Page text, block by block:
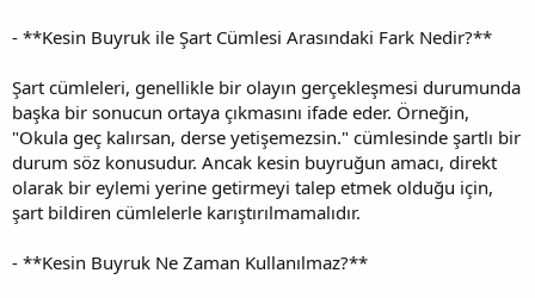
- **Kesin Buyruk ile Şart Cümlesi Arasındaki Fark Nedir?**
Şart cümleleri, genellikle bir olayın gerçekleşmesi durumunda
başka bir sonucun ortaya çıkmasını ifade eder. Örneğin,
"Okula geç kalırsan, derse yetişemezsin." cümlesinde şartlı bir
durum söz konusudur. Ancak kesin buyruğun amacı, direkt
olarak bir eylemi yerine getirmeyi talep etmek olduğu için,
şart bildiren cümlelerle karıştırılmamalıdır.
- **Kesin Buyruk Ne Zaman Kullanılmaz?**